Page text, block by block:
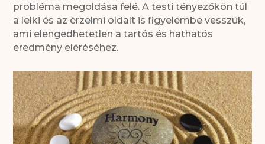
probléma megoldása felé. A testi tényezőkön túl
a lelki és az érzelmi oldalt is figyelembe vesszük,
ami elengedhetetlen a tartós és hathatós
eredmény eléréséhez.